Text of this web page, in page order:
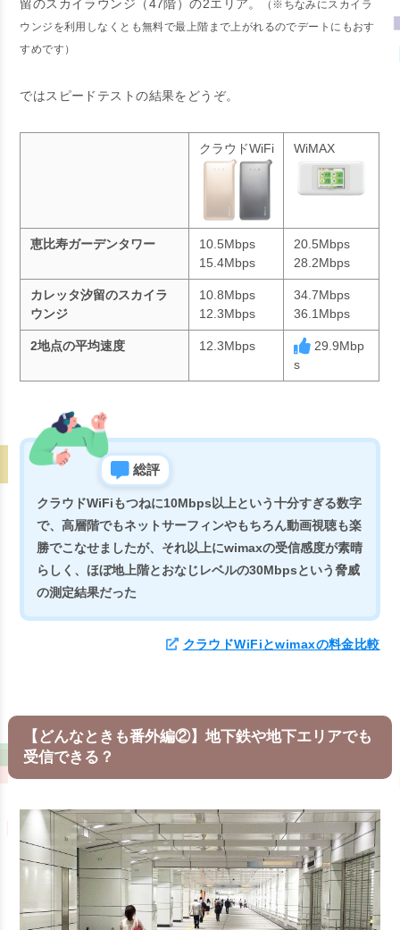
留のスカイラウンジ（47階）の2エリア。
（※ちなみにスカイラ
ウンジを利用しなくとも無料で最上階まで上がれるのでデートにもおす
すめです）
ではスピードテストの結果をどうぞ。
クラウドWiFi WiMAX
恵比寿ガーデンタワー
10.5Mbps
15.4Mbps
20.5Mbps
28.2Mbps
カレッタ汐留のスカイラ
ウンジ
10.8Mbps
12.3Mbps
34.7Mbps
36.1Mbps
2地点の平均速度 12.3Mbps
29.9Mbp
s
総評
クラウドWiFiもつねに10Mbps以上という十分すぎる数字
で、高層階でもネットサーフィンやもちろん動画視聴も楽
勝でこなせましたが、それ以上にwimaxの受信感度が素晴
らしく、ほぼ地上階とおなじレベルの30Mbpsという脅威
の測定結果だった
クラウドWiFiとwimaxの料金比較
【どんなときも番外編②】地下鉄や地下エリアでも
受信できる？